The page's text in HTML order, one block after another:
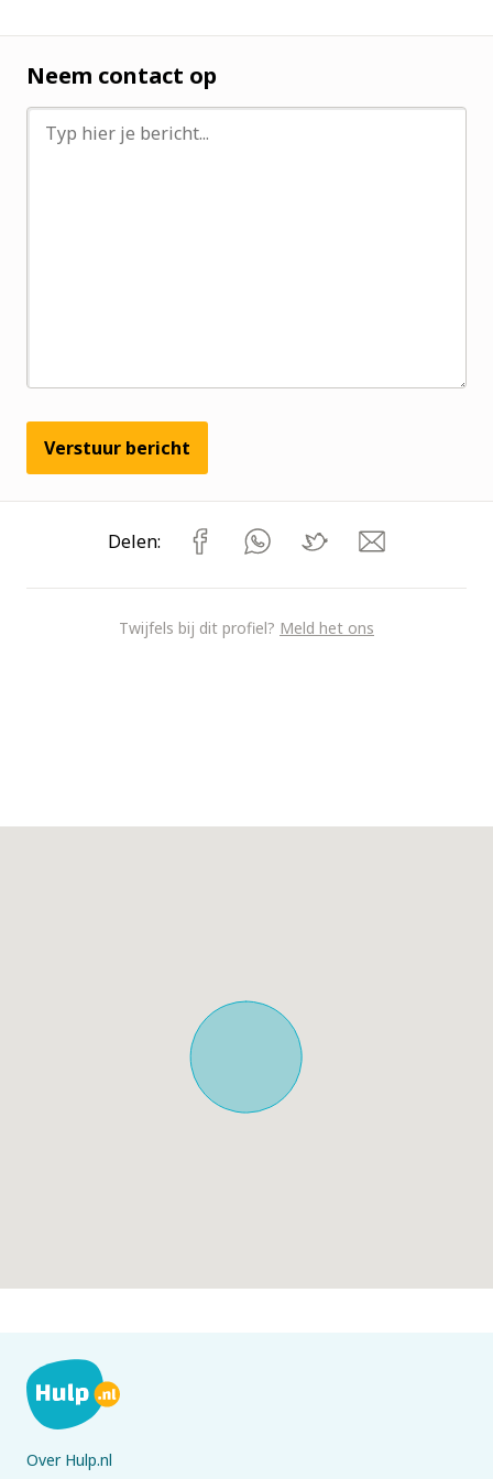
Neem contact op
Verstuur bericht
Delen:
Twijfels bij dit profiel? Meld het ons
Over Hulp.nl